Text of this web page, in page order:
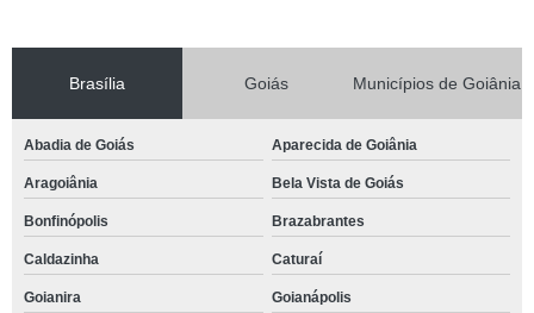
Brasília Goiás Municípios de Goiânia
Abadia de Goiás Aparecida de Goiânia
Aragoiânia Bela Vista de Goiás
Bonfinópolis Brazabrantes
Caldazinha Caturaí
Goianira Goianápolis